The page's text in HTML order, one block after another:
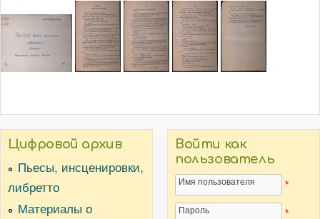
Цифровой архив
Пьесы, инсценировки,
либретто
Материалы о
Войти как
пользователь
Имя пользователя *
Пароль *